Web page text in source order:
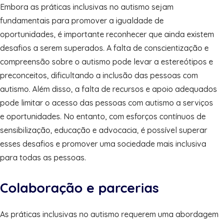
Embora as práticas inclusivas no autismo sejam
fundamentais para promover a igualdade de
oportunidades, é importante reconhecer que ainda existem
desafios a serem superados. A falta de conscientização e
compreensão sobre o autismo pode levar a estereótipos e
preconceitos, dificultando a inclusão das pessoas com
autismo. Além disso, a falta de recursos e apoio adequados
pode limitar o acesso das pessoas com autismo a serviços
e oportunidades. No entanto, com esforços contínuos de
sensibilização, educação e advocacia, é possível superar
esses desafios e promover uma sociedade mais inclusiva
para todas as pessoas.
Colaboração e parcerias
As práticas inclusivas no autismo requerem uma abordagem